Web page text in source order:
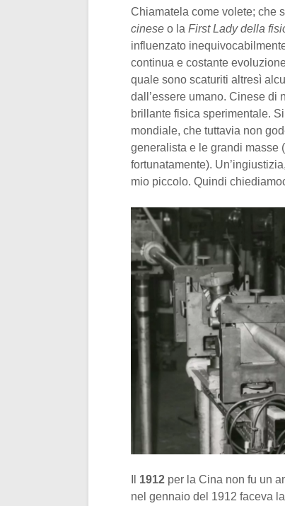
Chiamatela come volete; che
cinese o la First Lady della
influenzato
continua e costante
quale sono scaturiti altresì
dall’essere umano. Cinese di
brillante fisica sperimentale.
mondiale, che tuttavia non
generalista e le grandi masse
fortunatamente).
mio piccolo. Quindi
1912 per la Cina non fu un
nel gennaio del 1912 faceva